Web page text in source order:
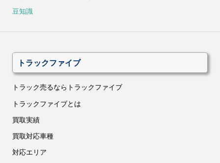
豆知識
トラックファイブ
トラック売るならトラックファイブ
トラックファイブとは
買取実績
買取対応車種
対応エリア